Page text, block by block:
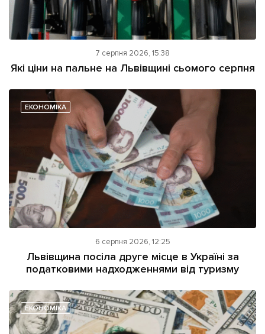
7 серпня 2026, 15:38
Які ціни на пальне на Львівщині сьомого серпня
ЕКОНОМІКА
6 серпня 2026, 12:25
Львівщина посіла друге місце в Україні за
податковими надходженнями від туризму
ЕКОНОМІКА